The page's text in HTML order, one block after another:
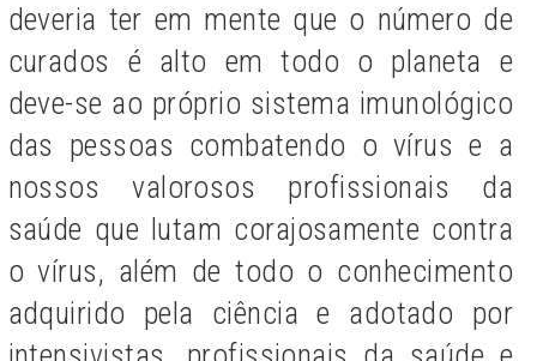
deveria ter em mente que o número de
curados é alto em todo o planeta e
deve-se ao próprio sistema imunológico
das pessoas combatendo o vírus e a
nossos valorosos profissionais da
saúde que lutam corajosamente contra
o vírus, além de todo o conhecimento
adquirido pela ciência e adotado por